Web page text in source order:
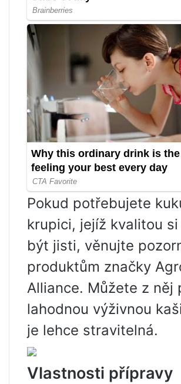
Pokud potřebujete
krupici, jejíž kvalitou
být jisti, věnujte
produktům značky
Alliance. Můžete z něj
lahodnou výživnou
je lehce stravitelná.
Vlastnosti přípravy